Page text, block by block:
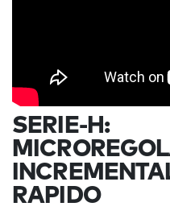
SERIE-H:
RAPIDO